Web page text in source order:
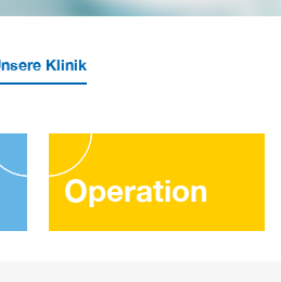
Klinik
Operation